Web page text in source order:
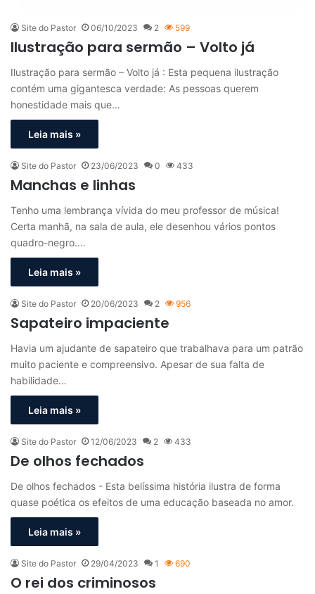
Site do Pastor 06/10/2023 2 599
Ilustração para sermão – Volto já
Ilustração para sermão – Volto já : Esta pequena ilustração
contém uma gigantesca verdade: As pessoas querem
honestidade mais que…
Leia mais »
Site do Pastor 23/06/2023 0 433
Manchas e linhas
Tenho uma lembrança vívida do meu professor de música!
Certa manhã, na sala de aula, ele desenhou vários pontos
quadro-negro.…
Leia mais »
Site do Pastor 20/06/2023 2 956
Sapateiro impaciente
Havia um ajudante de sapateiro que trabalhava para um patrão
muito paciente e compreensivo. Apesar de sua falta de
habilidade…
Leia mais »
Site do Pastor 12/06/2023 2 433
De olhos fechados
De olhos fechados - Esta belíssima história ilustra de forma
quase poética os efeitos de uma educação baseada no amor.
Leia mais »
Site do Pastor 29/04/2023 1 690
O rei dos criminosos